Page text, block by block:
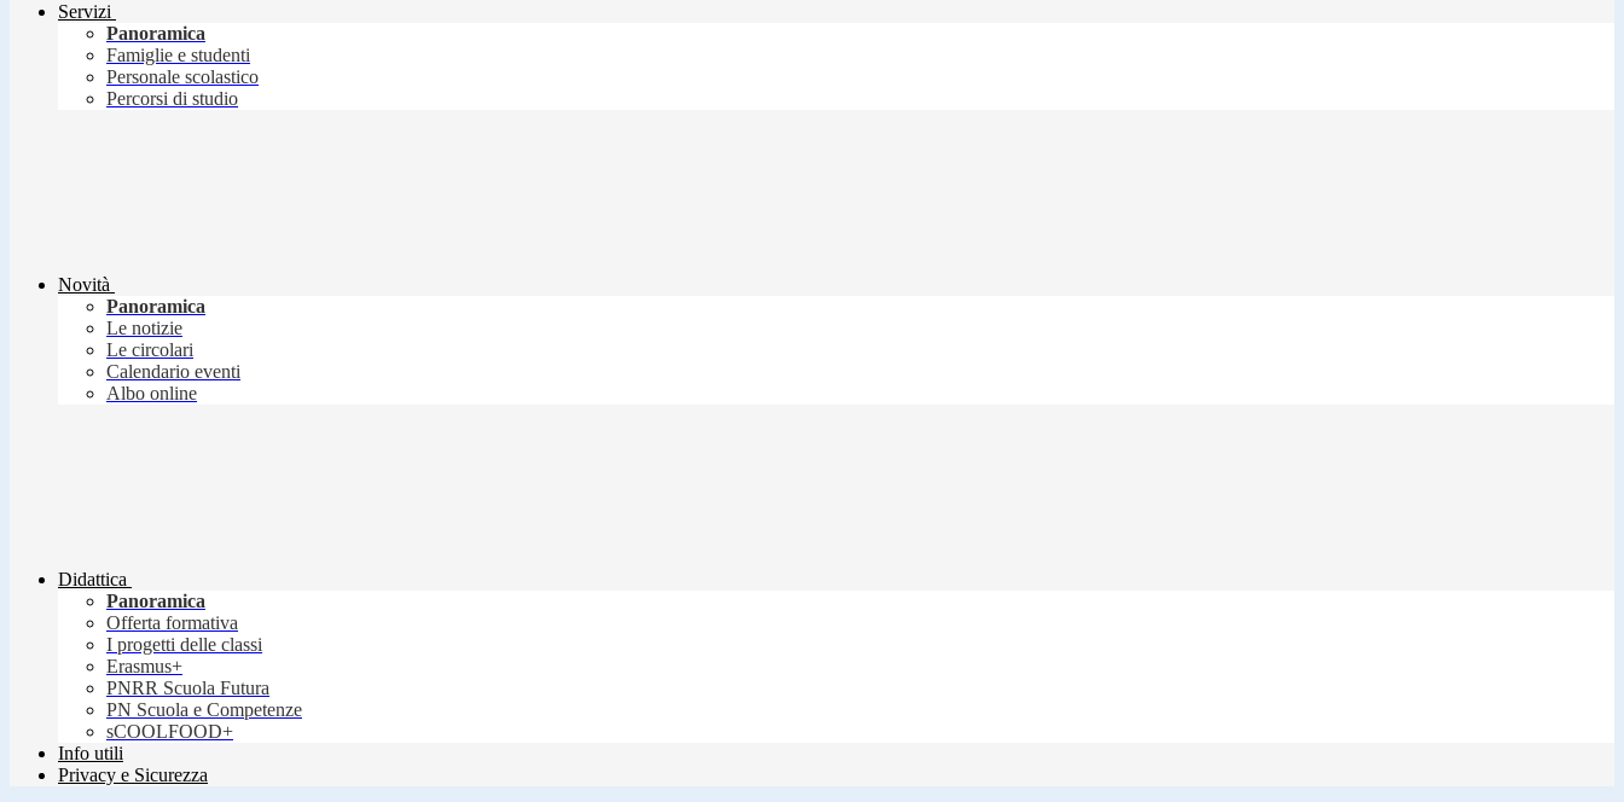
Servizi
Panoramica
Famiglie e studenti
Personale scolastico
Percorsi di studio
Novità
Panoramica
Le notizie
Le circolari
Calendario eventi
Albo online
Didattica
Panoramica
Offerta formativa
I progetti delle classi
Erasmus+
PNRR Scuola Futura
PN Scuola e Competenze
sCOOLFOOD+
Info utili
Privacy e Sicurezza